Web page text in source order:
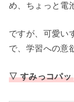
め、ちょっと電
ですが、可愛い
で、学習への意
▽すみっコパッ